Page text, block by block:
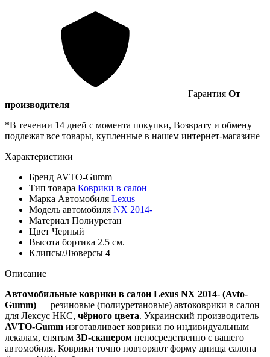
Гарантия От
производителя
*В течении 14 дней с момента покупки, Возврату и обмену
подлежат все товары, купленные в нашем интернет-магазине
Характеристики
Бренд AVTO-Gumm
Тип товара Коврики в салон
Марка Автомобиля Lexus
Модель автомобиля NX 2014-
Материал Полиуретан
Цвет Черный
Высота бортика 2.5 см.
Клипсы/Люверсы 4
Описание
Автомобильные коврики в салон Lexus NX 2014- (Avto-
Gumm) — резиновые (полиуретановые) автоковрики в салон
для Лексус НКС, чёрного цвета. Украинский производитель
AVTO-Gumm изготавливает коврики по индивидуальным
лекалам, снятым 3D-сканером непосредственно с вашего
автомобиля. Коврики точно повторяют форму днища салона